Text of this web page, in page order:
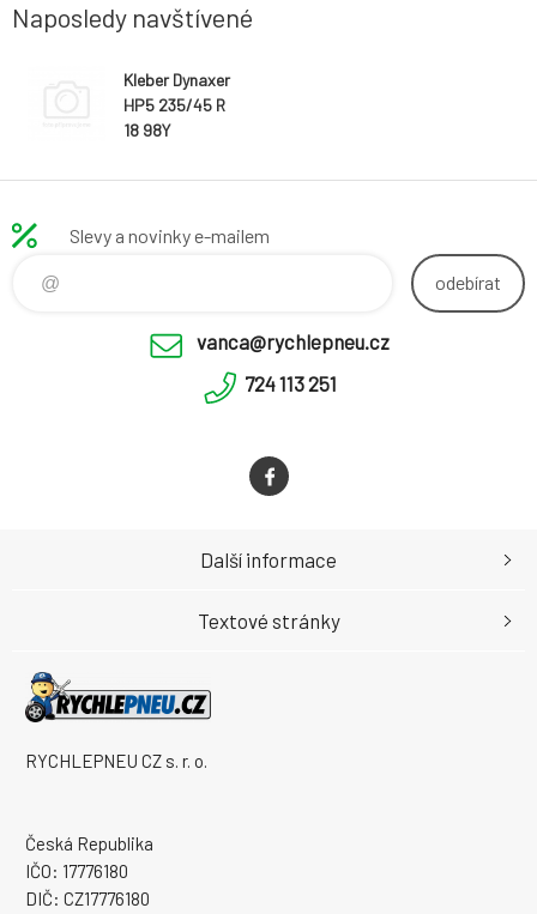
Naposledy navštívené
Kleber Dynaxer
HP5 235/45 R
18 98Y
Slevy a novinky e-mailem
odebírat
vanca@rychlepneu.cz
724 113 251
RYCHLEPNEU CZ s. r. o.
Česká Republika
IČO: 17776180
DIČ: CZ17776180
Další informace
Textové stránky